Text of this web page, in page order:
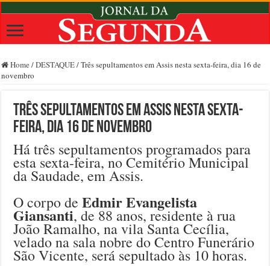
Home /DESTAQUE/Três sepultamentos em Assis nesta sexta-feira, dia 16 de
novembro
Três sepultamentos em Assis nesta sexta-
feira, dia 16 de novembro
Há três sepultamentos programados para
esta sexta-feira, no Cemitério Municipal
da Saudade, em Assis.
O corpo deEdmir Evangelista
Giansanti, de 88 anos, residente à rua
João Ramalho, na vila Santa Cecília,
velado na sala nobre do Centro Funerário
São Vicente, será sepultado às 10 horas.